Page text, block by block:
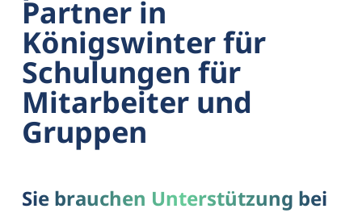
Partner in
Königswinter für
Schulungen für
Mitarbeiter und
Gruppen
Sie brauchen Unterstützung bei